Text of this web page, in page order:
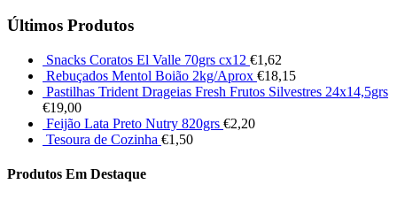
Últimos Produtos
Snacks Coratos El Valle 70grs cx12 €1,62
Rebuçados Mentol Boião 2kg/Aprox €18,15
Pastilhas Trident Drageias Fresh Frutos Silvestres 24x14,5grs
€19,00
Feijão Lata Preto Nutry 820grs €2,20
Tesoura de Cozinha €1,50
Produtos Em Destaque